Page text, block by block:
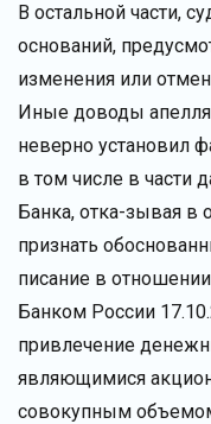
В остальной части,
оснований,
изменения или
Иные доводы
неверно установил
в том числе в части
Банка, отка-зывая в
признать
писание в
Банком России
привлечение
являющимися
совокупным